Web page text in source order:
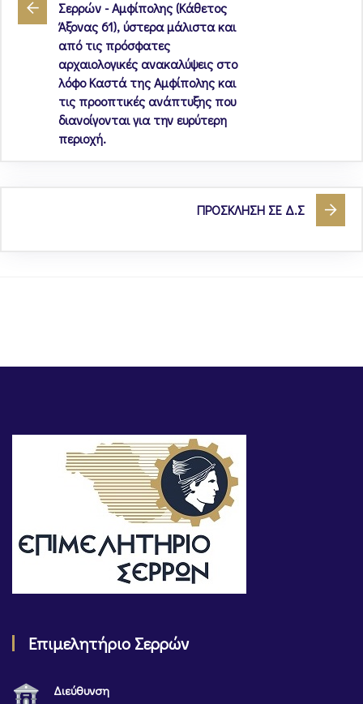
Σερρών - Αμφίπολης (Κάθετος
Άξονας 61), ύστερα μάλιστα και
από τις πρόσφατες
αρχαιολογικές ανακαλύψεις στο
λόφο Καστά της Αμφίπολης και
τις προοπτικές ανάπτυξης που
διανοίγονται για την ευρύτερη
περιοχή.
ΠΡΟΣΚΛΗΣΗ ΣΕ Δ.Σ
Επιμελητήριο Σερρών
Διεύθυνση